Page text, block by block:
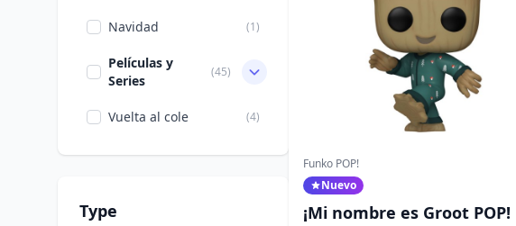
Navidad (1)
Películas y
Series
(45)
Vuelta al cole (4)
Type
Funko POP!
Nuevo
¡Mi nombre es Groot POP!